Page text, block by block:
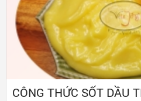
CÔNG THỨC SỐT DẦU